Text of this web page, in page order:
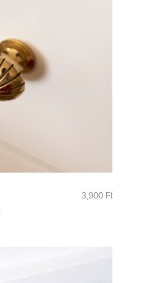
3,900 Ft